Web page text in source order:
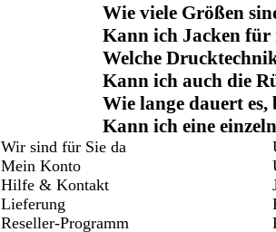
Wie viele Größen
Kann ich Jacken für
Welche
Kann ich auch die
Wie lange dauert
Kann ich eine
Wir sind für Sie da
Mein Konto
Hilfe & Kontakt
Lieferung
Reseller-Programm